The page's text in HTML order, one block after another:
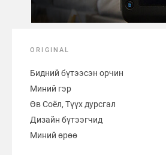
ORIGINAL
Бидний бүтээсэн орчин
Миний гэр
Өв Соёл, Түүх дурсгал
Дизайн бүтээгчид
Миний өрөө